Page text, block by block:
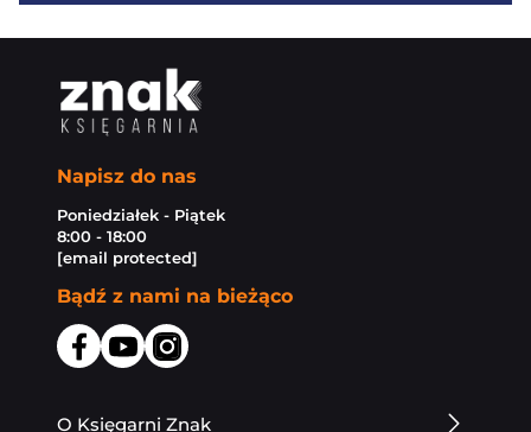
Napisz do nas
Poniedziałek - Piątek
8:00 - 18:00
[email protected]
Bądź z nami na bieżąco
O Księgarni Znak